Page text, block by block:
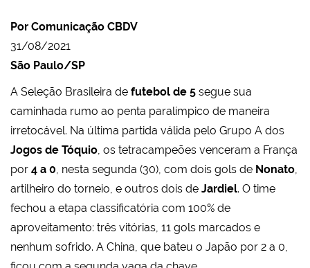
Por Comunicação CBDV
31/08/2021
São Paulo/SP
A Seleção Brasileira de futebol de 5 segue sua
caminhada rumo ao penta paralímpico de maneira
irretocável. Na última partida válida pelo Grupo A dos
Jogos de Tóquio, os tetracampeões venceram a França
por 4 a 0, nesta segunda (30), com dois gols de Nonato,
artilheiro do torneio, e outros dois de Jardiel. O time
fechou a etapa classificatória com 100% de
aproveitamento: três vitórias, 11 gols marcados e
nenhum sofrido. A China, que bateu o Japão por 2 a 0,